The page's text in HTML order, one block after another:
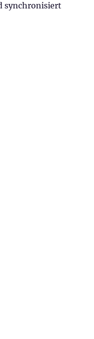
synchronisiert
Single Sign-